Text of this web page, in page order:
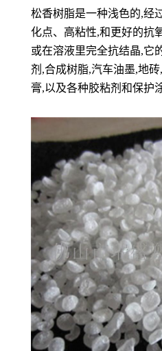
松香树脂是一种浅色的,经
化点、高粘性,和更好的抗
或在溶液里完全抗结晶,它
剂,合成树脂,汽车油墨,地
膏,以及各种胶粘剂和保护